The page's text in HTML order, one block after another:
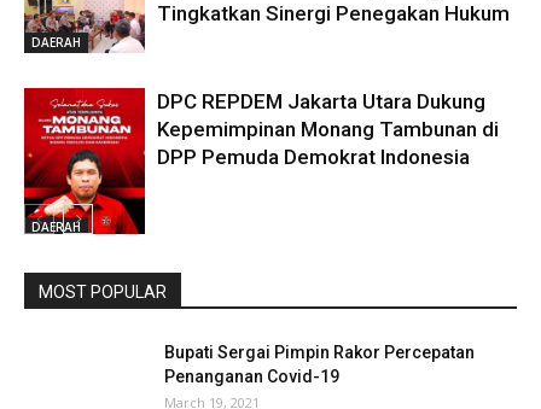
DAERAH
Tingkatkan Sinergi Penegakan Hukum
DAERAH
DPC REPDEM Jakarta Utara Dukung
Kepemimpinan Monang Tambunan di
DPP Pemuda Demokrat Indonesia
MOST POPULAR
Bupati Sergai Pimpin Rakor Percepatan
Penanganan Covid-19
March 19, 2021